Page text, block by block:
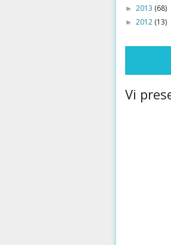
► 2013 (68)
► 2012 (13)
Vi